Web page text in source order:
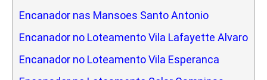
Encanador nas Mansoes Santo Antonio
Encanador no Loteamento Vila Lafayette Alvaro
Encanador no Loteamento Vila Esperanca